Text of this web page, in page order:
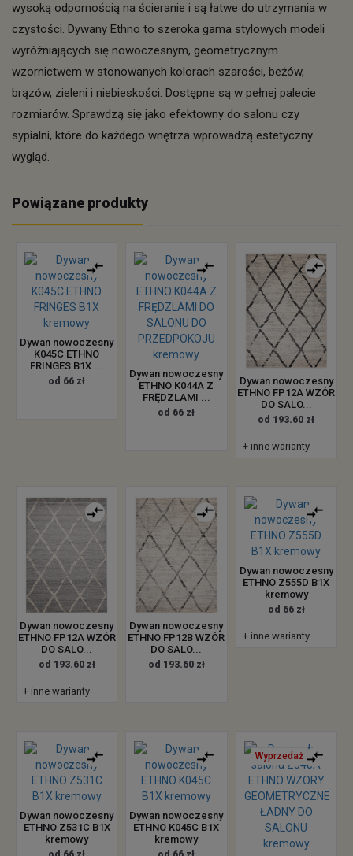
wysoką odpornością na ścieranie i są łatwe do utrzymania w
czystości. Dywany Ethno to szeroka gama stylowych modeli
wyróżniających się nowoczesnym, geometrycznym
wzornictwem w stonowanych kolorach szarości, beżów,
brązów, zieleni i niebieskości. Dostępne są w pełnej palecie
rozmiarów. Sprawdzą się jako efektowny do salonu czy
sypialni, które do każdego wnętrza wprowadzą estetyczny
wygląd.
Powiązane produkty
Dywan nowoczesny
K045C ETHNO
FRINGES B1X ...
od 66 zł
Dywan nowoczesny
ETHNO K044A Z
FRĘDZLAMI ...
od 66 zł
Dywan nowoczesny
ETHNO FP12A WZÓR
DO SALO...
od 193.60 zł
+ inne warianty
Dywan nowoczesny
ETHNO FP12A WZÓR
DO SALO...
od 193.60 zł
+ inne warianty
Dywan nowoczesny
ETHNO FP12B WZÓR
DO SALO...
od 193.60 zł
Dywan nowoczesny
ETHNO Z555D B1X
kremowy
od 66 zł
+ inne warianty
Dywan nowoczesny
ETHNO Z531C B1X
kremowy
Dywan nowoczesny
ETHNO K045C B1X
kremowy
Wyprzedaż